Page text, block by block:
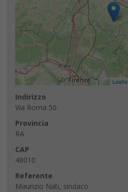
Indirizzo
Via Roma 50
Provincia
RA
CAP
48010
Referente
Maurizio Nati, sindaco